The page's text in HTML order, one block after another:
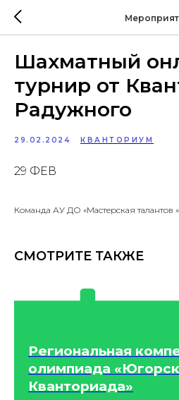
Шахматный
турнир от
Радужного
29.02.2024 КВАНТОРИУМ
29 ФЕВ
Команда АУ ДО «Мастерская талантов
СМОТРИТЕ ТАКЖЕ
Региональная
олимпиада
Кванториада»